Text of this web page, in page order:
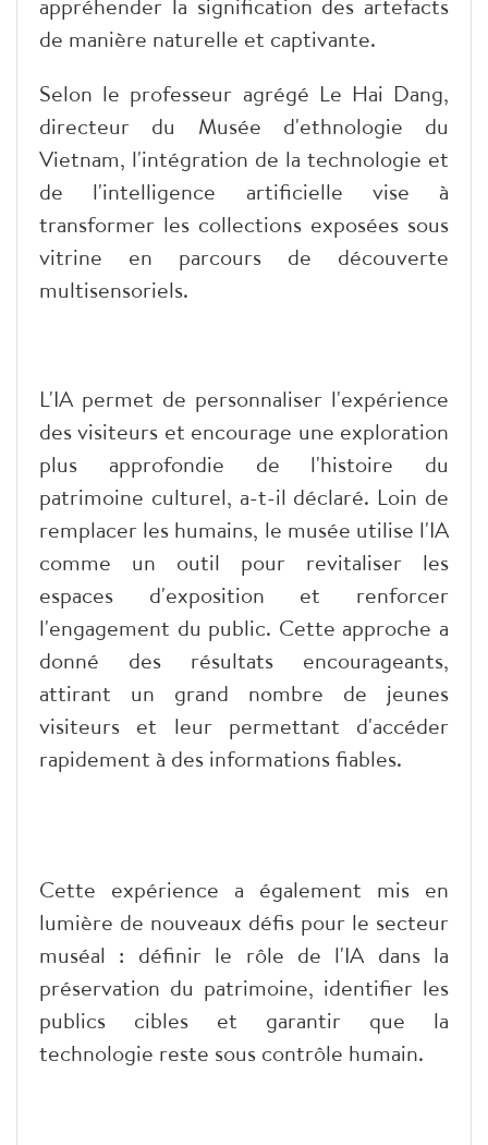
de manière naturelle et captivante.
​Selon le professeur agrégé Le Hai Dang,
directeur du Musée d'ethnologie du
Vietnam, l'intégration de la technologie et
de l'intelligence artificielle vise à
transformer les collections exposées sous
vitrine en parcours de découverte
multisensoriels.
​L'IA permet de personnaliser l'expérience
des visiteurs et encourage une exploration
plus approfondie de l'histoire du
patrimoine culturel, a-t-il déclaré. Loin de
remplacer les humains, le musée utilise l'IA
comme un outil pour revitaliser les
espaces d'exposition et renforcer
l'engagement du public. Cette approche a
donné des résultats encourageants,
attirant un grand nombre de jeunes
visiteurs et leur permettant d'accéder
rapidement à des informations fiables.
​Cette expérience a également mis en
lumière de nouveaux défis pour le secteur
muséal : définir le rôle de l'IA dans la
préservation du patrimoine, identifier les
publics cibles et garantir que la
technologie reste sous contrôle humain.